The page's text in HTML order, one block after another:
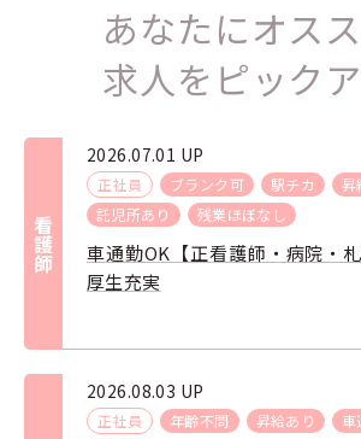
あなたにオス
求人をピック
看護師
2026.07.01 UP
正社員 ブランク可 駅チカ 昇
託児所あり
残業ほぼなし
車通勤OK【正看護師・病院・
厚生充実
2026.08.03 UP
正社員 年齢不問 昇給あり 車